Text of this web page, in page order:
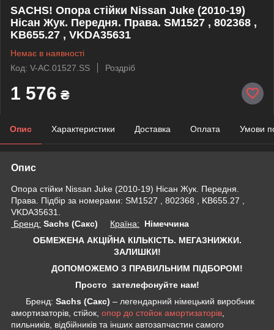
SACHS! Опора стійки Nissan Juke (2010-19)
Нісан Жук. Передня. Права. SM1527 , 802368 ,
KB655.27 , VKDA35631
Немає в наявності
Код: V-AC.01527.SS
Роздріб
1 576 ₴
Опис Характеристики Доставка Оплата Умови
Опис
Опора стійки Nissan Juke (2010-19) Нісан Жук. Передня.
Права. Підбір за номерами: SM1527 , 802368 , KB655.27 ,
VKDA35631.
Бренд: Sachs (Сакс) Країна: Німеччина
ОБМЕЖЕНА АКЦІЙНА КІЛЬКІСТЬ. МЕГАЗНИЖКИ.
ЗАЛИШКИ!
ДОПОМОЖЕМО З ПРАВИЛЬНИМ ПІДБОРОМ!
Просто зателефонуйте нам!
Бренд: Sachs (Сакс) – легендарний німецький виробник
амортизаторів, стійок, опор до стойок амортизаторів
пильників, відбійників та інших автозапчастин самого